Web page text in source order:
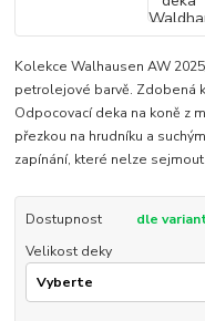
Kolekce Walhausen AW
petrolejové barvě. Zdobená
Odpocovací deka na koně z
přezkou na hrudníku a
zapínání, které nelze
Dostupnost
dle
Velikost deky